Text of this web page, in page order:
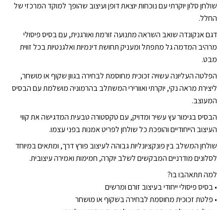
שולחן סלון יוקרתי עם נוכחות יוצאת דופן ועיצוב שהופך למוקד המרכזי של
החלל.
דגם אנקונדה שואב השראה מתנועה זורמת ואורגנית, עם בסיס פיסולי
מרהיב המדמה גל מתפתל ומעניק תחושת דינמיות ואלגנטיות בכל זווית
מבט.
הפלטה העליונה עשויה זכוכית מחוסמת לבחירה בגוון שקוף או מושחר,
ליצירת מראה נקי, יוקרתי ואוורירי המשתלב בהרמוניה מושלמת עם הבסיס
המעוצב.
הבסיס בגימור עץ עשיר ומדויק, עם טקסטורה טבעית המדגישה את קווי
העיצוב הייחודיים והופכת כל שולחן לפריט אמנות בפני עצמו.
שולחן המשלב בין פונקציונליות גבוהה לעיצוב פורץ דרך, ומתאים במיוחד
לסלונים מודרניים המבקשים לשלב יוקרה, חמימות ואמירה עיצובית.
למה תתאהבו בו?
•⁠ ⁠בסיס פיסולי ייחודי בעיצוב זורם ומרשים
•⁠ ⁠פלטת זכוכית מחוסמת לבחירה בשקוף או מושחר